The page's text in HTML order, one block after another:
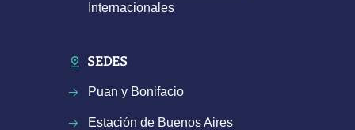
Internacionales
SEDES
Puan y Bonifacio
Estación de Buenos Aires